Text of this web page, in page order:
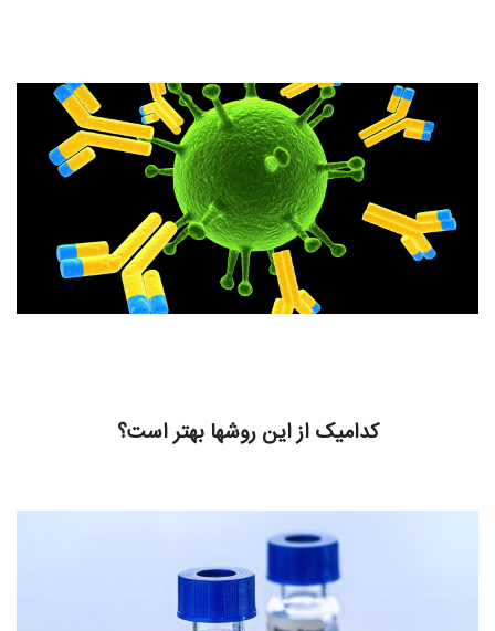
کدامیک از این روشها بهتر است؟